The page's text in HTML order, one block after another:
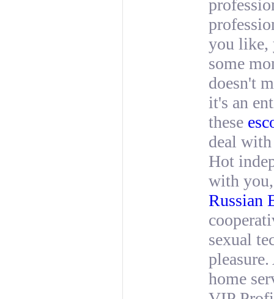
you like,
some
doesn't
it's an
these
deal
Hot
with
Russian
sexual
home